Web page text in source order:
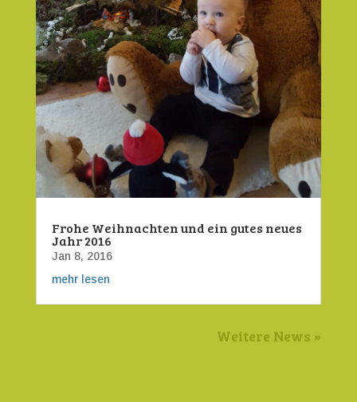
Frohe Weihnachten und ein gutes neues
Jahr 2016
Jan 8, 2016
mehr lesen
Weitere News »